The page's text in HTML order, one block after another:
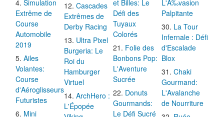
Simulation
Extrême de
Course
Automobile
2019
Ailes
Volantes:
Course
d'Aéroglisseurs
Futuristes
Mini
Cascades
Extrêmes de
Derby Racing
Ultra Pixel
Burgeria: Le
Roi du
Hamburger
Virtuel
ArchHero :
L'Épopée
et Billes: Le
Défi des
Tuyaux
Colorés
Folie des
Bonbons Pop:
L'Aventure
Sucrée
Donuts
Gourmands:
Le Défi Sucré
L'Ã‰vasion
Palpitante
La Tour
Infernale : Défi
d'Escalade
Blox
Chaki
Gourmand:
L'Avalanche
de Nourriture